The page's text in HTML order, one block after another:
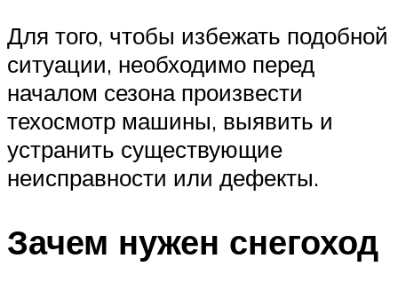
Для того, чтобы избежать подобной
ситуации, необходимо перед
началом сезона произвести
техосмотр машины, выявить и
устранить существующие
неисправности или дефекты.
Зачем нужен снегоход